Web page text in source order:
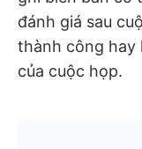
đánh giá sau
thành công hay
của cuộc họp.